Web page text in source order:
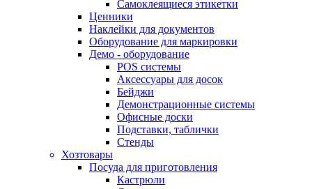
Самоклеящиеся этикетки
Ценники
Наклейки для документов
Оборудование для маркировки
Демо - оборудование
POS системы
Аксессуары для досок
Бейджи
Демонстрационные системы
Офисные доски
Подставки, таблички
Стенды
Хозтовары
Посуда для приготовления
Кастрюли